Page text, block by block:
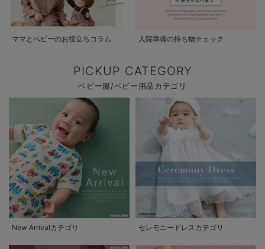
ママとベビーのお役立ちコラム 入院準備の持ち物チェック
PICKUP CATEGORY
ベビー服/ベビー用品カテゴリ
New Arrivalカテゴリ セレモニードレスカテゴリ